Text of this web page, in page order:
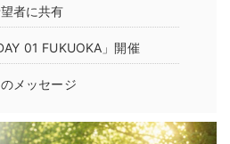
者に共有
01 FUKUOKA」開催
メッセージ